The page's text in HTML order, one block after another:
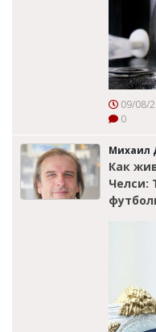
09/08/
0
Михаил
Как
Челси: